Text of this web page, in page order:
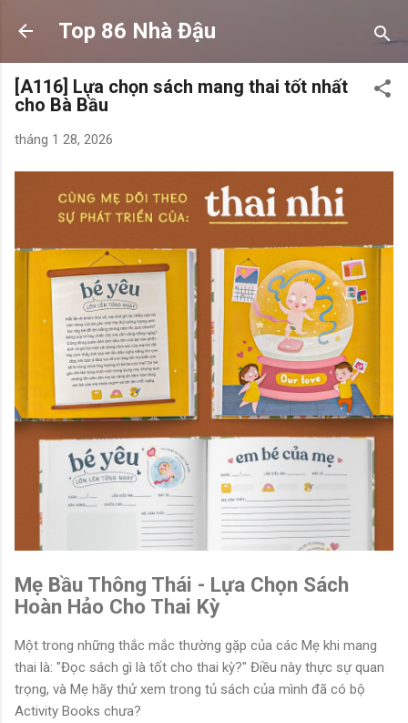
Chuyển đến nội dung chính
Top 86 Nhà Đậu
[A116] Lựa chọn sách mang thai tốt nhất
cho Bà Bầu
tháng 1 28, 2026
Mẹ Bầu Thông Thái - Lựa Chọn Sách
Hoàn Hảo Cho Thai Kỳ
Một trong những thắc mắc thường gặp của các Mẹ khi mang
thai là: "Đọc sách gì là tốt cho thai kỳ?" Điều này thực sự quan
trọng, và Mẹ hãy thử xem trong tủ sách của mình đã có bộ
Activity Books chưa?